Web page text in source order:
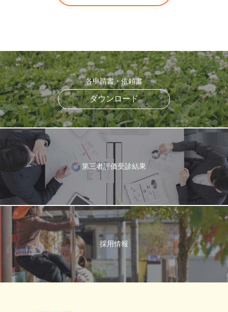
各申請書・依頼書
ダウンロード
第三者評価受診結果
採用情報